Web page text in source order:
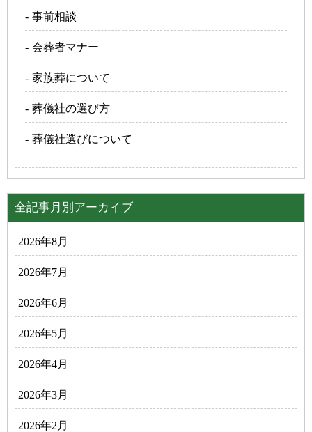
事前相談
会葬者マナー
家族葬について
葬儀社の選び方
葬儀社選びについて
全記事月別アーカイブ
2026年8月
2026年7月
2026年6月
2026年5月
2026年4月
2026年3月
2026年2月